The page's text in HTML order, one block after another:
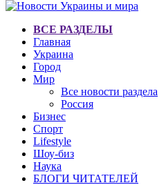
ВСЕ РАЗДЕЛЫ
Главная
Украина
Город
Мир
Все новости раздела
Россия
Бизнес
Спорт
Lifestyle
Шоу-биз
Наука
БЛОГИ ЧИТАТЕЛЕЙ